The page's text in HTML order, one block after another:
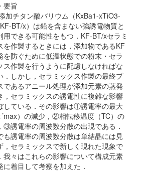
要旨
加チタン酸バリウム（KxBa1-xTiO3-
BT/x）は鉛を含まない強誘電物質と
用できる可能性をもつ．KF-BT/xセラミ
を作製するときには，添加物であるKF
を防ぐために低温状態での粉末・セラ
ス作製を行うように配慮しなければな
．しかし，セラミックス作製の最終プ
であるアニール処理が添加元素の蒸発
，セラミックスの誘電性に複雑な影響
している．その影響は①誘電率の最大
）の減少，②相転移温度（TC）の
③誘電率の周波数分散の出現である．
も誘電率の周波数分散は単結晶には見
，セラミックスで新しく現れた現象で
我々はこれらの影響について構成元素
に着目して考察を加えた．